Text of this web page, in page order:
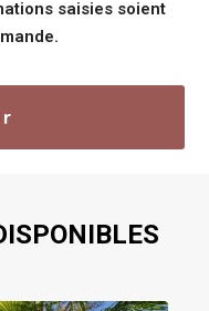
saisies soient